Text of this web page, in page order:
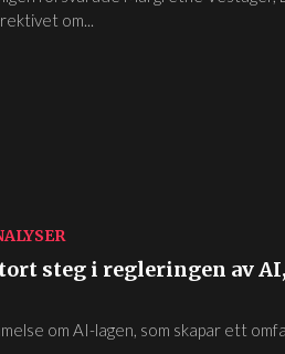
om...
steg i regleringen av
om AI-lagen, som skapar ett